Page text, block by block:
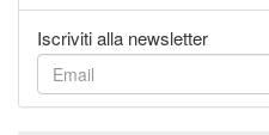
Iscriviti alla newsletter